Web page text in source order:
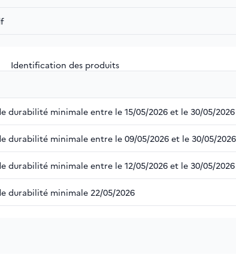
Identification des produits
durabilité minimale entre le 15/05/2026 et le 30/05/2026
durabilité minimale entre le 09/05/2026 et le 30/05/2026
durabilité minimale entre le 12/05/2026 et le 30/05/2026
durabilité minimale 22/05/2026